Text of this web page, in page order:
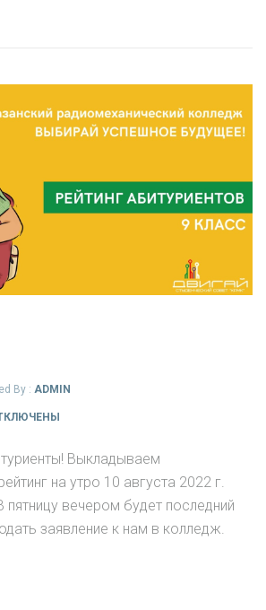
By : ADMIN
Выкладываем
на утро 10 августа 2022 г.
пятницу вечером будет последний
заявление к нам в колледж.